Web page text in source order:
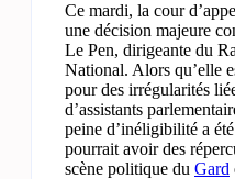
Ce mardi, la cour
une décision majeure
Le Pen, dirigeante du
National. Alors qu’elle
pour des irrégularités
d’assistants
peine d’inéligibilité a
pourrait avoir des
scène politique du Gard